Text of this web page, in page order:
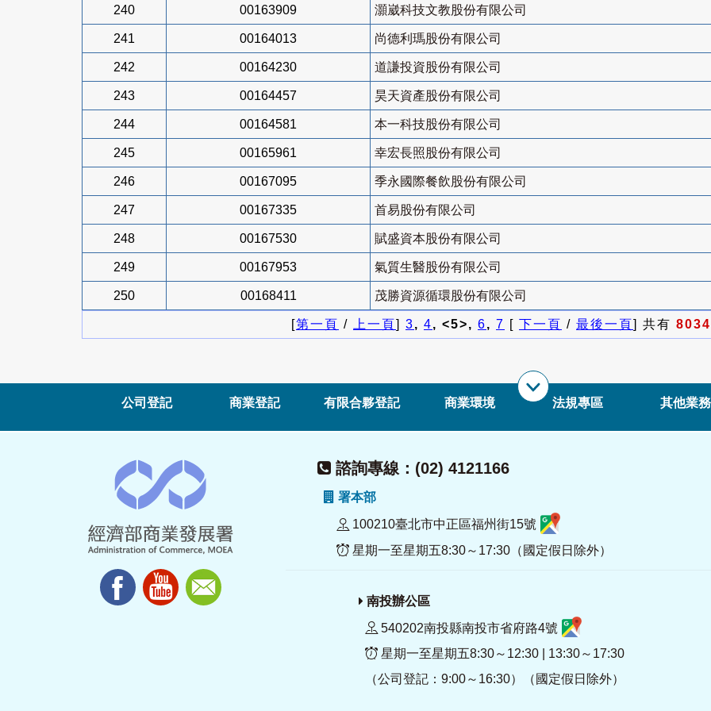
240 00163909 灝崴科技文教股份有限公司
241 00164013 尚德利瑪股份有限公司
242 00164230 道謙投資股份有限公司
243 00164457 昊天資產股份有限公司
244 00164581 本一科技股份有限公司
245 00165961 幸宏長照股份有限公司
246 00167095 季永國際餐飲股份有限公司
247 00167335 首易股份有限公司
248 00167530 賦盛資本股份有限公司
249 00167953 氣質生醫股份有限公司
250 00168411 茂勝資源循環股份有限公司
[第一頁 / 上一頁] 3, 4, <5>, 6, 7 [ 下一頁 / 最後一頁] 共有 8034
公司登記 商業登記 有限合夥登記 商業環境 法規專區 其他業務
諮詢專線：(02) 4121166
署本部
100210臺北市中正區福州街15號
星期一至星期五8:30～17:30（國定假日除外）
南投辦公區
540202南投縣南投市省府路4號
星期一至星期五8:30～12:30 | 13:30～17:30
（公司登記：9:00～16:30）（國定假日除外）